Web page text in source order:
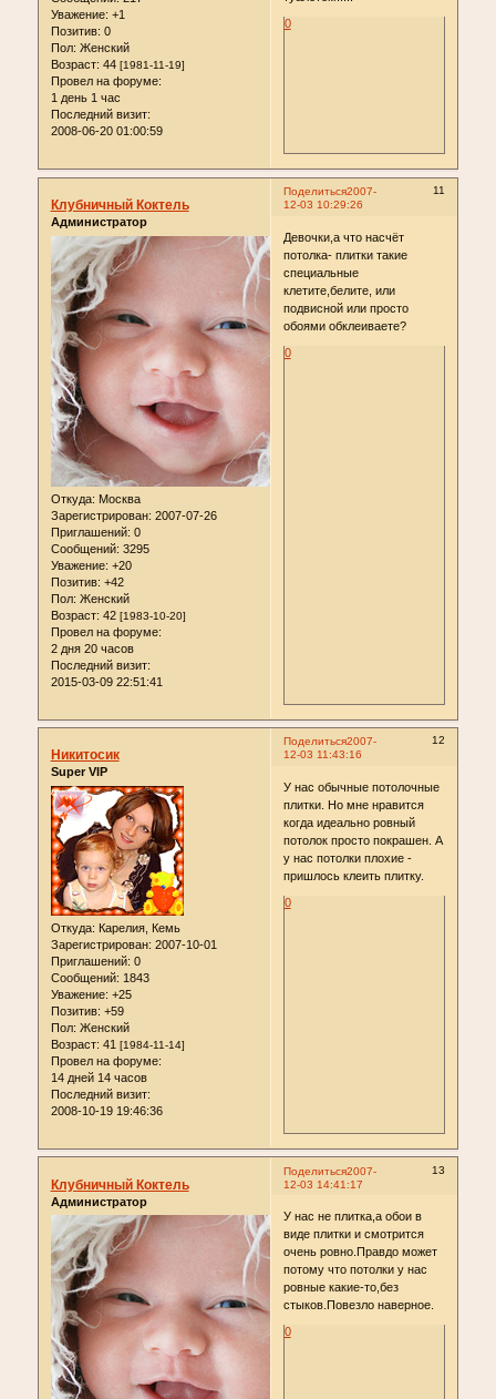
Уважение: +1
Позитив: 0
Пол: Женский
Возраст: 44 [1981-11-19]
Провел на форуме:
1 день 1 час
Последний визит:
2008-06-20 01:00:59
0
Поделиться 11
2007-
12-03 10:29:26
Клубничный Коктель
Администратор
Откуда: Москва
Зарегистрирован: 2007-07-26
Приглашений: 0
Сообщений: 3295
Уважение: +20
Позитив: +42
Пол: Женский
Возраст: 42 [1983-10-20]
Провел на форуме:
2 дня 20 часов
Последний визит:
2015-03-09 22:51:41
Девочки,а что насчёт
потолка- плитки такие
специальные
клетите,белите, или
подвисной или просто
обоями обклеиваете?
0
Поделиться 12
2007-
12-03 11:43:16
Никитосик
Super VIP
Откуда: Карелия, Кемь
Зарегистрирован: 2007-10-01
Приглашений: 0
Сообщений: 1843
Уважение: +25
Позитив: +59
Пол: Женский
Возраст: 41 [1984-11-14]
Провел на форуме:
14 дней 14 часов
Последний визит:
2008-10-19 19:46:36
У нас обычные потолочные
плитки. Но мне нравится
когда идеально ровный
потолок просто покрашен. А
у нас потолки плохие -
пришлось клеить плитку.
0
Поделиться 13
2007-
12-03 14:41:17
Клубничный Коктель
Администратор
У нас не плитка,а обои в
виде плитки и смотрится
очень ровно.Правдо может
потому что потолки у нас
ровные какие-то,без
стыков.Повезло наверное.
0